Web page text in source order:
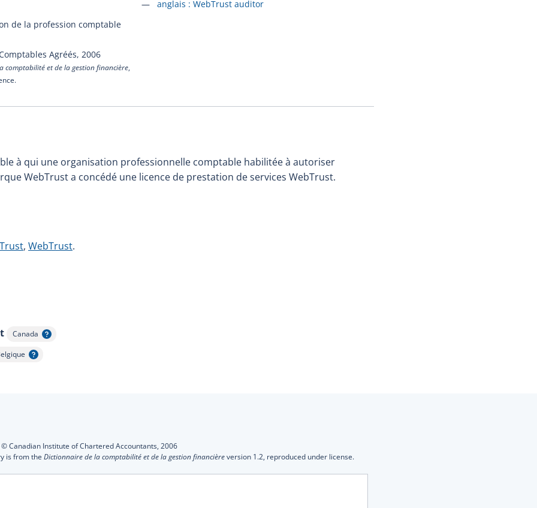
de la profession comptable
Agréés, 2006
comptabilité et de la gestion financière,
Accéder à la fiche en
anglais : WebTrust auditor
à qui une organisation professionnelle comptable habilitée à autoriser
WebTrust a concédé une licence de prestation de services WebTrust.
, WebTrust.
Canada
Afficher l'infobulle
l'infobulle
© Canadian Institute of Chartered Accountants, 2006
is from the Dictionnaire de la comptabilité et de la gestion financièreversion 1.2, reproduced under license.